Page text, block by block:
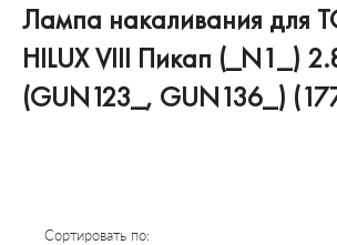
Лампа накаливания для
HILUX VIII Пикап (_N1_)
(GUN123_, GUN136_)
Сортировать по: